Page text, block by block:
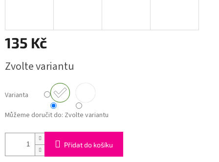
135 Kč
cena:
Zvolte variantu
Varianta
Můžeme doručit do: Zvolte variantu
Přidat do košíku